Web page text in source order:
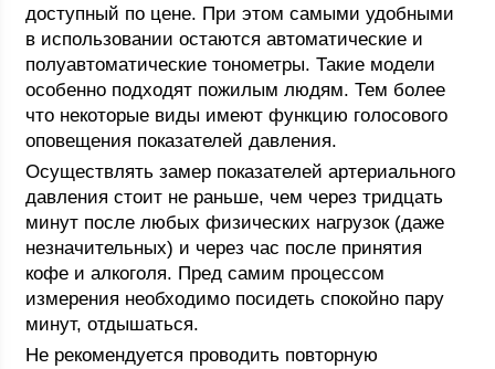
доступный по цене. При этом самыми удобными
в использовании остаются автоматические и
полуавтоматические тонометры. Такие модели
особенно подходят пожилым людям. Тем более
что некоторые виды имеют функцию голосового
оповещения показателей давления.
Осуществлять замер показателей артериального
давления стоит не раньше, чем через тридцать
минут после любых физических нагрузок (даже
незначительных) и через час после принятия
кофе и алкоголя. Пред самим процессом
измерения необходимо посидеть спокойно пару
минут, отдышаться.
Не рекомендуется проводить повторную